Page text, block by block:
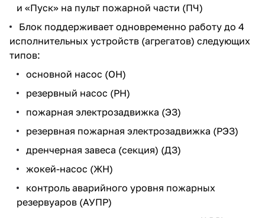
и «Пуск» на пульт пожарной части (ПЧ)
Блок поддерживает одновременно работу до 4
исполнительных устройств (агрегатов) следующих
типов:
основной насос (ОН)
резервный насос (РН)
пожарная электрозадвижка (ЭЗ)
резервная пожарная электрозадвижка (РЭЗ)
дренчерная завеса (секция) (ДЗ)
жокей-насос (ЖН)
контроль аварийного уровня пожарных
резервуаров (АУПР)